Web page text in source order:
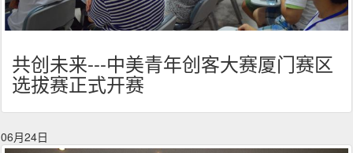
共创未来---中美青年创客大赛厦门赛区
选拔赛正式开赛
06月24日